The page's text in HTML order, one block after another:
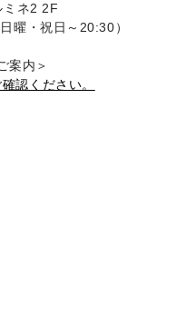
ミネ2 2F
曜・祝日～20:30）
案内＞
認ください。